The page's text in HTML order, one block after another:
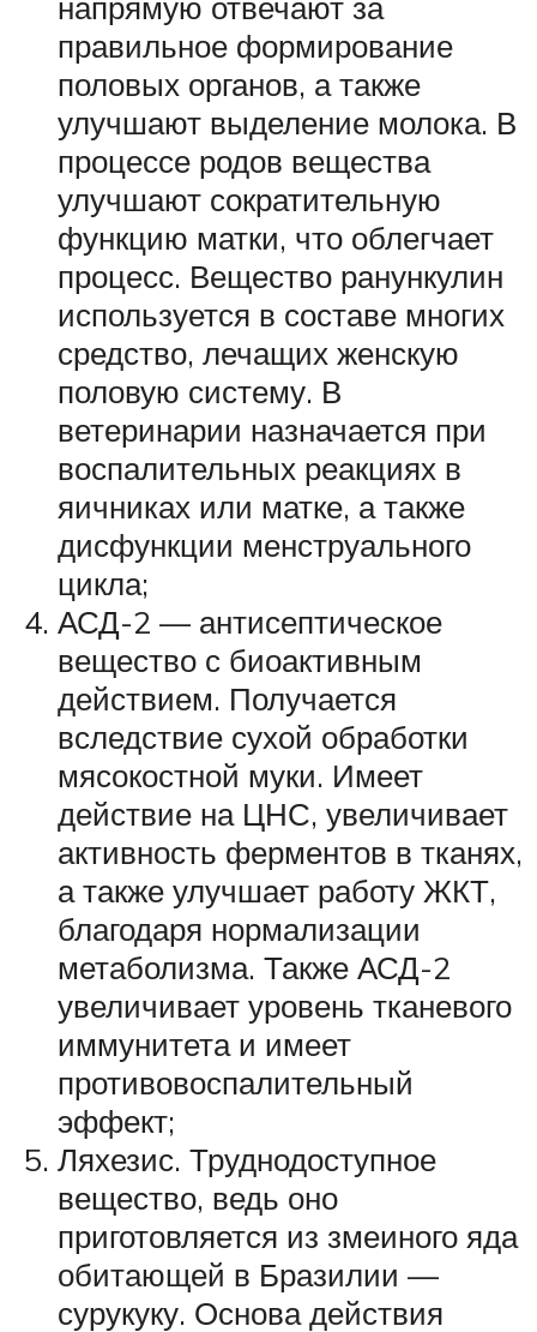
правильное формирование
половых органов, а также
улучшают выделение молока. В
процессе родов вещества
улучшают сократительную
функцию матки, что облегчает
процесс. Вещество ранункулин
используется в составе многих
средство, лечащих женскую
половую систему. В
ветеринарии назначается при
воспалительных реакциях в
яичниках или матке, а также
дисфункции менструального
цикла;
АСД-2 — антисептическое
вещество с биоактивным
действием. Получается
вследствие сухой обработки
мясокостной муки. Имеет
действие на ЦНС, увеличивает
активность ферментов в тканях,
а также улучшает работу ЖКТ,
благодаря нормализации
метаболизма. Также АСД-2
увеличивает уровень тканевого
иммунитета и имеет
противовоспалительный
эффект;
Ляхезис. Труднодоступное
вещество, ведь оно
приготовляется из змеиного яда
обитающей в Бразилии —
сурукуку. Основа действия